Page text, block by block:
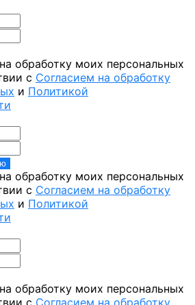
обработку моих персональных
с Согласием на обработку
и Политикой
обработку моих персональных
с Согласием на обработку
и Политикой
обработку моих персональных
с Согласием на обработку